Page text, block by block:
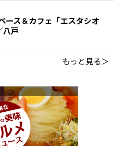
ース＆カフェ「エスタシオ
八戸
もっと見る＞